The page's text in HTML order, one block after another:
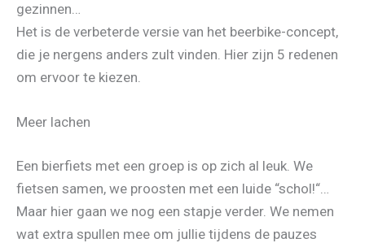
gezinnen…
Het is de verbeterde versie van het beerbike-concept,
die je nergens anders zult vinden. Hier zijn 5 redenen
om ervoor te kiezen.
Meer lachen
Een bierfiets met een groep is op zich al leuk. We
fietsen samen, we proosten met een luide “schol!“…
Maar hier gaan we nog een stapje verder. We nemen
wat extra spullen mee om jullie tijdens de pauzes